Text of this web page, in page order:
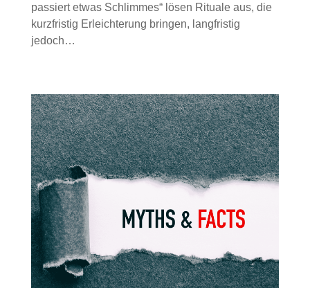
passiert etwas Schlimmes“ lösen Rituale aus, die
kurzfristig Erleichterung bringen, langfristig
jedoch…